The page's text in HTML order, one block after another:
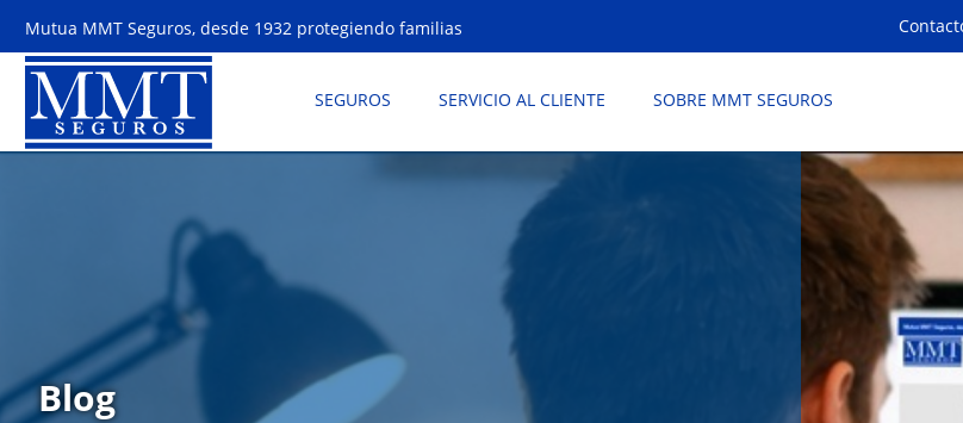
Mutua MMT Seguros, desde 1932 protegiendo familias
SEGUROS SERVICIO AL CLIENTE SOBRE MMT SEGUROS
Blog